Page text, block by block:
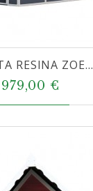
RESINA ZOE...
979,00 €